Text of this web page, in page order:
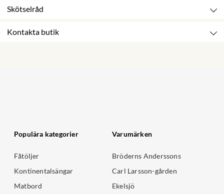
Skötselråd
Kontakta butik
Populära kategorier
Fåtöljer
Kontinentalsängar
Matbord
Varumärken
Bröderns Anderssons
Carl Larsson-gården
Ekelsjö